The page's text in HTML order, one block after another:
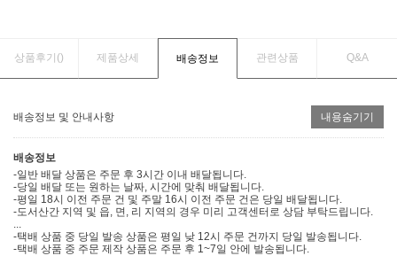
상품후기() 제품상세 배송정보 관련상품 Q&A
배송정보 및 안내사항 내용숨기기
배송정보
-일반 배달 상품은 주문 후 3시간 이내 배달됩니다.
-당일 배달 또는 원하는 날짜, 시간에 맞춰 배달됩니다.
-평일 18시 이전 주문 건 및 주말 16시 이전 주문 건은 당일 배달됩니다.
-도서산간 지역 및 읍, 면, 리 지역의 경우 미리 고객센터로 상담 부탁드립니다.
...
-택배 상품 중 당일 발송 상품은 평일 낮 12시 주문 건까지 당일 발송됩니다.
-택배 상품 중 주문 제작 상품은 주문 후 1~7일 안에 발송됩니다.